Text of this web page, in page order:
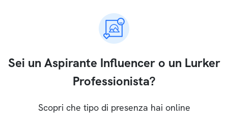
Sei un Aspirante Influencer o un Lurker
Professionista?
Scopri che tipo di presenza hai online